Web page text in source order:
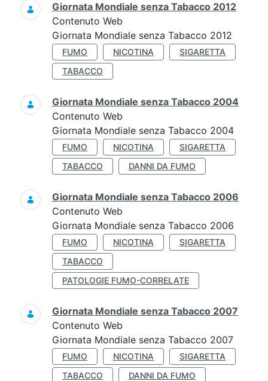
Giornata Mondiale senza Tabacco 2012
Contenuto Web
Giornata Mondiale senza Tabacco 2012
FUMO NICOTINA
SIGARETTA
TABACCO
Giornata Mondiale senza Tabacco 2004
Contenuto Web
Giornata Mondiale senza Tabacco 2004
FUMO NICOTINA
SIGARETTA
TABACCO
DANNI DA FUMO
Giornata Mondiale senza Tabacco 2006
Contenuto Web
Giornata Mondiale senza Tabacco 2006
FUMO NICOTINA
SIGARETTA
TABACCO
PATOLOGIE FUMO-CORRELATE
Giornata Mondiale senza Tabacco 2007
Contenuto Web
Giornata Mondiale senza Tabacco 2007
FUMO NICOTINA
SIGARETTA
TABACCO
DANNI DA FUMO